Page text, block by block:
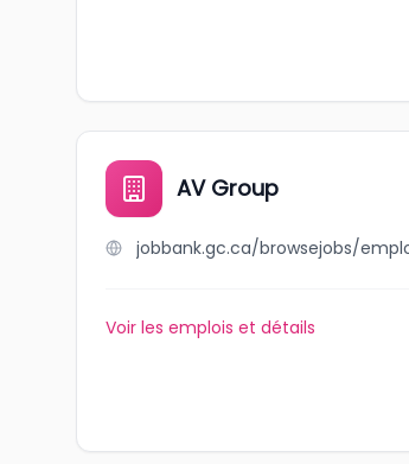
AV Group
Voir les emplois et détails